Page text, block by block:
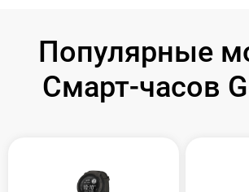
Популярные
Смарт-часов